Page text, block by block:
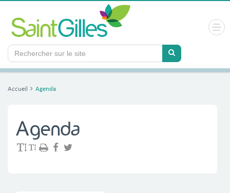
Accueil Agenda
Agenda